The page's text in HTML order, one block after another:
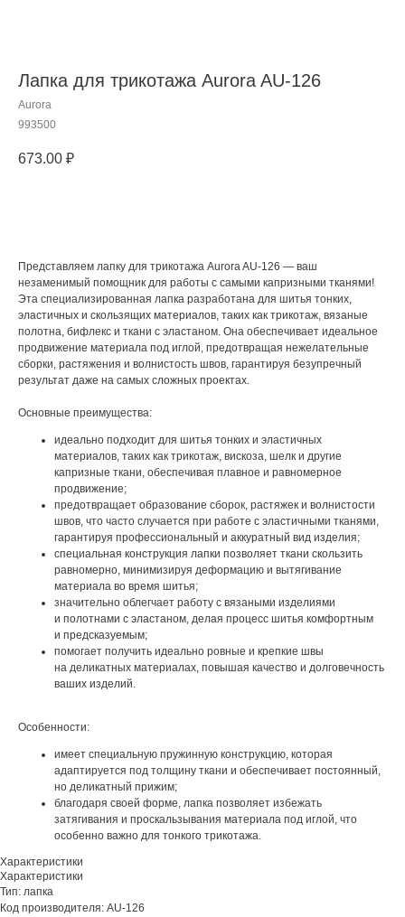
Лапка для трикотажа Aurora AU-126
Aurora
993500
673.00 ₽
Представляем лапку для трикотажа Aurora AU-126 — ваш
незаменимый помощник для работы с самыми капризными тканями!
Эта специализированная лапка разработана для шитья тонких,
эластичных и скользящих материалов, таких как трикотаж, вязаные
полотна, бифлекс и ткани с эластаном. Она обеспечивает идеальное
продвижение материала под иглой, предотвращая нежелательные
сборки, растяжения и волнистость швов, гарантируя безупречный
результат даже на самых сложных проектах.
Основные преимущества:
идеально подходит для шитья тонких и эластичных
материалов, таких как трикотаж, вискоза, шелк и другие
капризные ткани, обеспечивая плавное и равномерное
продвижение;
предотвращает образование сборок, растяжек и волнистости
швов, что часто случается при работе с эластичными тканями,
гарантируя профессиональный и аккуратный вид изделия;
специальная конструкция лапки позволяет ткани скользить
равномерно, минимизируя деформацию и вытягивание
материала во время шитья;
значительно облегчает работу с вязаными изделиями
и полотнами с эластаном, делая процесс шитья комфортным
и предсказуемым;
помогает получить идеально ровные и крепкие швы
на деликатных материалах, повышая качество и долговечность
ваших изделий.
Особенности:
имеет специальную пружинную конструкцию, которая
адаптируется под толщину ткани и обеспечивает постоянный,
но деликатный прижим;
благодаря своей форме, лапка позволяет избежать
затягивания и проскальзывания материала под иглой, что
особенно важно для тонкого трикотажа.
Характеристики
Характеристики
Тип: лапка
Код производителя: AU-126